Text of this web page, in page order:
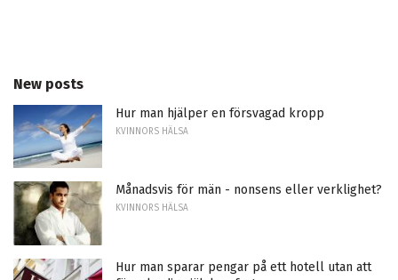
New posts
Hur man hjälper en försvagad kropp
KVINNORS HÄLSA
Månadsvis för män - nonsens eller verklighet?
KVINNORS HÄLSA
Hur man sparar pengar på ett hotell utan att